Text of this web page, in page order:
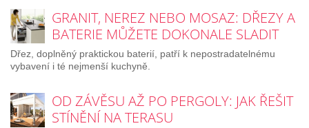
GRANIT, NEREZ NEBO MOSAZ: DŘEZY A
BATERIE MŮŽETE DOKONALE SLADIT
Dřez, doplněný praktickou baterií, patří k nepostradatelnému
vybavení i té nejmenší kuchyně.
OD ZÁVĚSU AŽ PO PERGOLY: JAK ŘEŠIT
STÍNĚNÍ NA TERASU